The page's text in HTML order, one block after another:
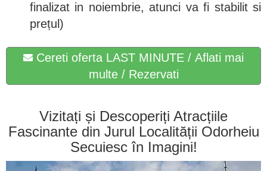
finalizat in noiembrie, atunci va fi stabilit si
prețul)
Cereti oferta LAST MINUTE / Aflati mai
multe / Rezervati
Vizitați și Descoperiți Atracțiile
Fascinante din Jurul Localității Odorheiu
Secuiesc în Imagini!